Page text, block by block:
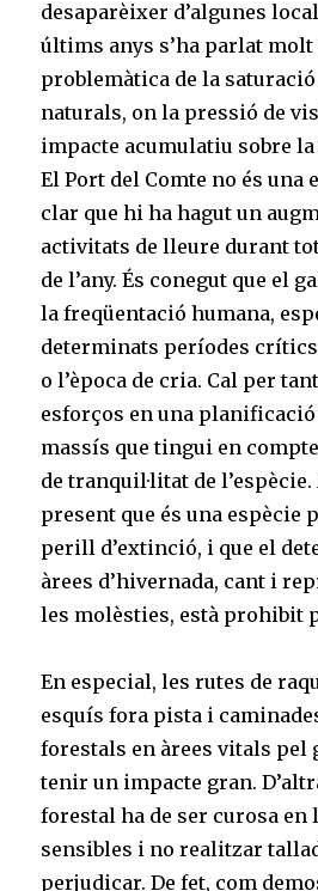
desaparèixer d’algunes
últims anys s’ha parlat molt
problemàtica de la
naturals, on la pressió de
impacte acumulatiu sobre
El Port del Comte no és una
clar que hi ha hagut un
activitats de lleure durant
de l’any. És conegut que el
la freqüentació humana,
determinats períodes
o l’època de cria. Cal per
esforços en una
massís que tingui en
de tranquil·litat de
present que és una espècie
perill d’extinció, i que el
àrees d’hivernada, cant i
les molèsties, està prohibit
En especial, les rutes de
esquís fora pista i
forestals en àrees vitals pel
tenir un impacte gran.
forestal ha de ser curosa en
sensibles i no realitzar
perjudicar. De fet, com